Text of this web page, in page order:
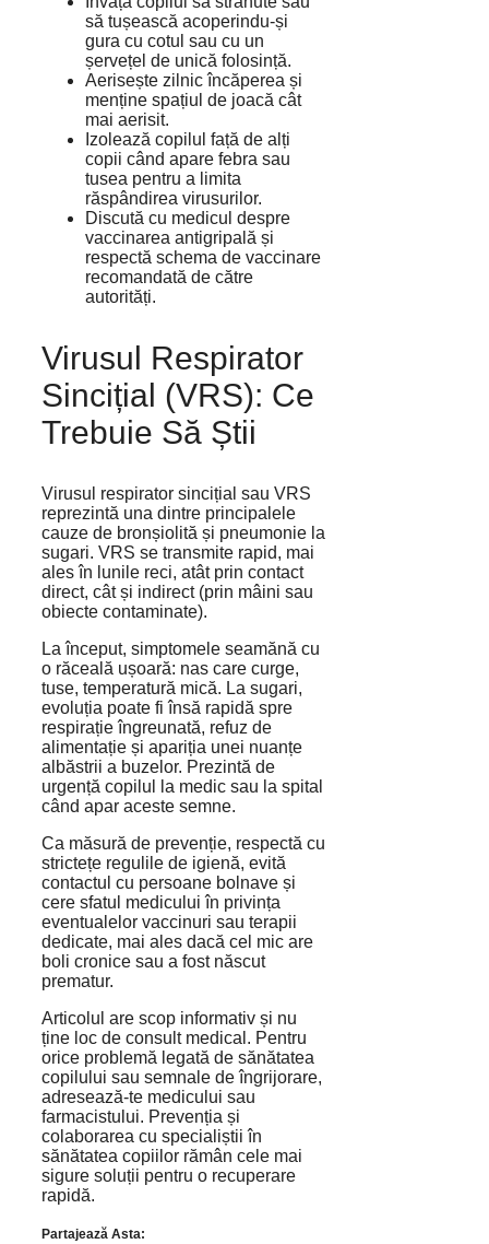
să tușească acoperindu-și
gura cu cotul sau cu un
șervețel de unică folosință.
Aerisește zilnic încăperea și
menține spațiul de joacă cât
mai aerisit.
Izolează copilul față de alți
copii când apare febra sau
tusea pentru a limita
răspândirea virusurilor.
Discută cu medicul despre
vaccinarea antigripală și
respectă schema de vaccinare
recomandată de către
autorități.
Virusul Respirator
Sincițial (VRS): Ce
Trebuie Să Știi
Virusul respirator sincițial sau VRS
reprezintă una dintre principalele
cauze de bronșiolită și pneumonie la
sugari. VRS se transmite rapid, mai
ales în lunile reci, atât prin contact
direct, cât și indirect (prin mâini sau
obiecte contaminate).
La început, simptomele seamănă cu
o răceală ușoară: nas care curge,
tuse, temperatură mică. La sugari,
evoluția poate fi însă rapidă spre
respirație îngreunată, refuz de
alimentație și apariția unei nuanțe
albăstrii a buzelor. Prezintă de
urgență copilul la medic sau la spital
când apar aceste semne.
Ca măsură de prevenție, respectă cu
strictețe regulile de igienă, evită
contactul cu persoane bolnave și
cere sfatul medicului în privința
eventualelor vaccinuri sau terapii
dedicate, mai ales dacă cel mic are
boli cronice sau a fost născut
prematur.
Articolul are scop informativ și nu
ține loc de consult medical. Pentru
orice problemă legată de sănătatea
copilului sau semnale de îngrijorare,
adresează-te medicului sau
farmacistului. Prevenția și
colaborarea cu specialiștii în
sănătatea copiilor rămân cele mai
sigure soluții pentru o recuperare
rapidă.
Partajează Asta: